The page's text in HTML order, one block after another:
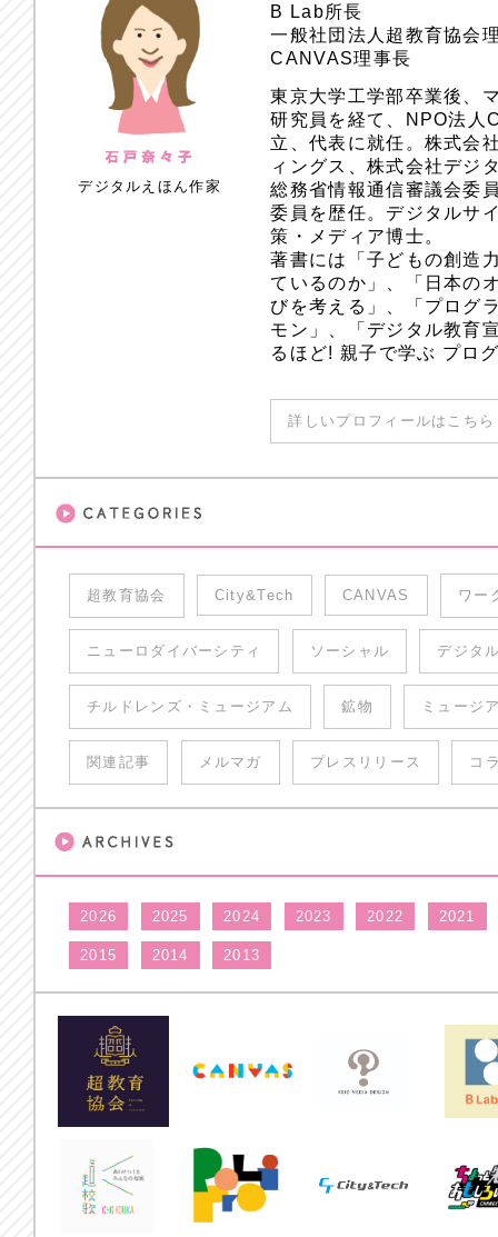
デジタルえほん作家
B Lab所長
一般社団法人超教育協会
CANVAS理事長
東京大学工学部卒業後、
研究員を経て、NPO法人
立、代表に就任。株式会
ィングス、株式会社デジ
総務省情報通信審議会委
委員を歴任。デジタルサ
策・メディア博士。
著書には「子どもの創造
ているのか」、「日本の
びを考える」、「プログ
モン」、「デジタル教育
るほど! 親子で学ぶ プロ
詳しいプロフィールはこち
超教育協会 City&Tech CANVAS ワー
ニューロダイバーシティ ソーシャル デジタ
チルドレンズ・ミュージアム 鉱物 ミュージ
関連記事 メルマガ プレスリリース コ
2026 2025 2024 2023 2022 2021
2015 2014 2013